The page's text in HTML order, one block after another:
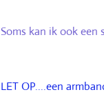
Soms kan ik ook een
LET OP....een